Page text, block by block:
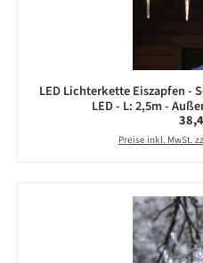
LED Lichterkette Eiszapfen -
LED - L: 2,5m -
Preise inkl. MwSt.